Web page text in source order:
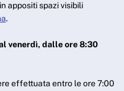
appositi spazi visibili
.
venerdì, dalle ore 8:30
effettuata entro le ore 7:00